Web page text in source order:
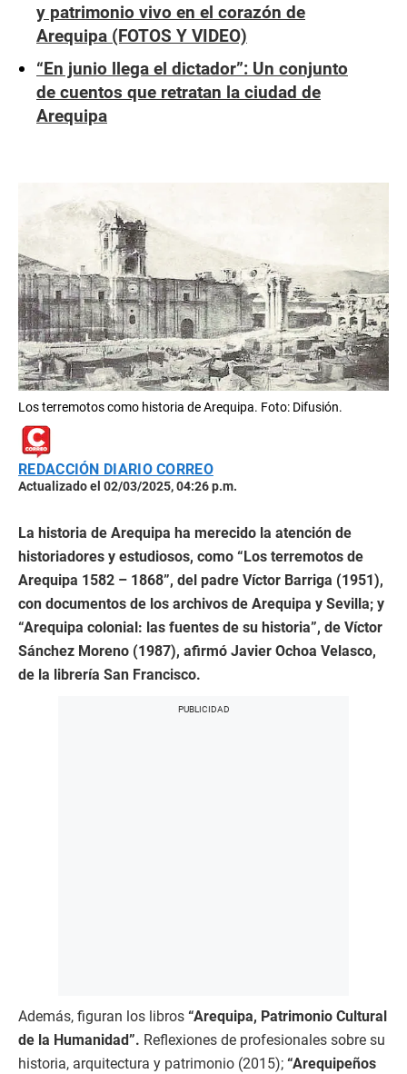
y patrimonio vivo en el corazón de
Arequipa (FOTOS Y VIDEO)
“En junio llega el dictador”: Un conjunto
de cuentos que retratan la ciudad de
Arequipa
Los terremotos como historia de Arequipa. Foto: Difusión.
REDACCIÓN DIARIO CORREO
Actualizado el 02/03/2025, 04:26 p.m.
La historia de Arequipa ha merecido la atención de
historiadores y estudiosos, como “Los terremotos de
Arequipa 1582 – 1868”, del padre Víctor Barriga (1951),
con documentos de los archivos de Arequipa y Sevilla; y
“Arequipa colonial: las fuentes de su historia”, de Víctor
Sánchez Moreno (1987), afirmó Javier Ochoa Velasco,
de la librería San Francisco.
Además, figuran los libros “Arequipa, Patrimonio Cultural
de la Humanidad”. Reflexiones de profesionales sobre su
historia, arquitectura y patrimonio (2015); “Arequipeños